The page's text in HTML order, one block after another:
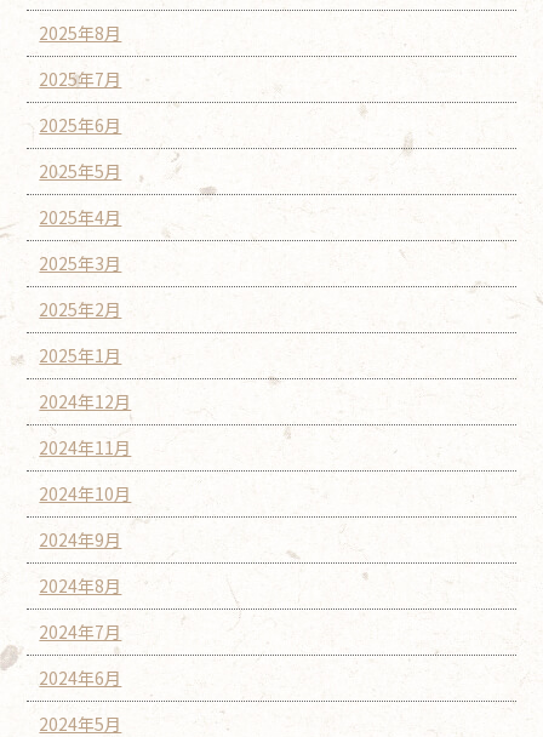
2025年8月
2025年7月
2025年6月
2025年5月
2025年4月
2025年3月
2025年2月
2025年1月
2024年12月
2024年11月
2024年10月
2024年9月
2024年8月
2024年7月
2024年6月
2024年5月